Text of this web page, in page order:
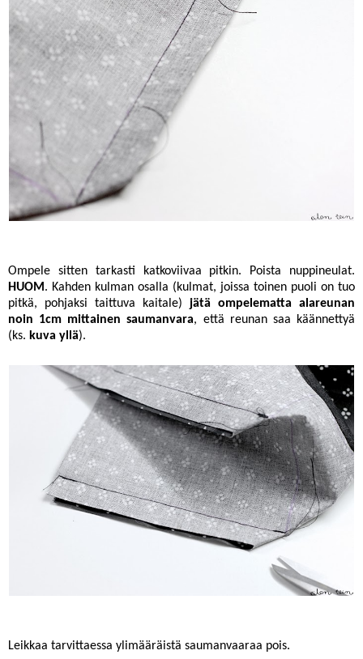
Ompele sitten tarkasti katkoviivaa pitkin. Poista nuppineulat.
HUOM. Kahden kulman osalla (kulmat, joissa toinen puoli on tuo
pitkä, pohjaksi taittuva kaitale) jätä ompelematta alareunan
noin 1cm mittainen saumanvara, että reunan saa käännettyä
(ks. kuva yllä).
Leikkaa tarvittaessa ylimääräistä saumanvaaraa pois.